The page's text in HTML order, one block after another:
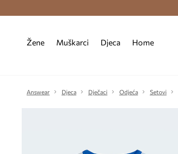
Žene Muškarci Djeca Home
Answear Djeca Dječaci Odjeća Setovi